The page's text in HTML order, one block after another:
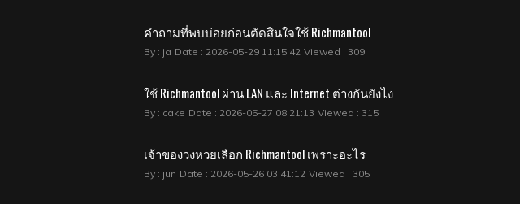
คำถามที่พบบ่อยก่อนตัดสินใจใช้ Richmantool
By : ja Date : 2026-05-29 11:15:42 Viewed : 309
ใช้ Richmantool ผ่าน LAN และ Internet ต่างกันยังไง
By : cake Date : 2026-05-27 08:21:13 Viewed : 315
เจ้าของวงหวยเลือก Richmantool เพราะอะไร
By : jun Date : 2026-05-26 03:41:12 Viewed : 305